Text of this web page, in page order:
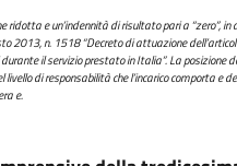
ridotta e un’indennità di risultato pari a “zero”,
2013, n. 1518 “Decreto di attuazione
il servizio prestato in Italia”. La
livello di responsabilità che l’incarico
e.